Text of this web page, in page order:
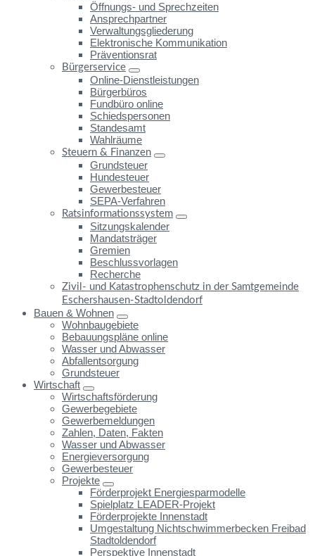
Öffnungs- und Sprechzeiten
Ansprechpartner
Verwaltungsgliederung
Elektronische Kommunikation
Präventionsrat
Bürgerservice
Online-Dienstleistungen
Bürgerbüros
Fundbüro online
Schiedspersonen
Standesamt
Wahlräume
Steuern & Finanzen
Grundsteuer
Hundesteuer
Gewerbesteuer
SEPA-Verfahren
Ratsinformationssystem
Sitzungskalender
Mandatsträger
Gremien
Beschlussvorlagen
Recherche
Zivil- und Katastrophenschutz in der Samtgemeinde
Eschershausen-Stadtoldendorf
Bauen & Wohnen
Wohnbaugebiete
Bebauungspläne online
Wasser und Abwasser
Abfallentsorgung
Grundsteuer
Wirtschaft
Wirtschaftsförderung
Gewerbegebiete
Gewerbemeldungen
Zahlen, Daten, Fakten
Wasser und Abwasser
Energieversorgung
Gewerbesteuer
Projekte
Förderprojekt Energiesparmodelle
Spielplatz LEADER-Projekt
Förderprojekte Innenstadt
Umgestaltung Nichtschwimmerbecken Freibad
Stadtoldendorf
Perspektive Innenstadt